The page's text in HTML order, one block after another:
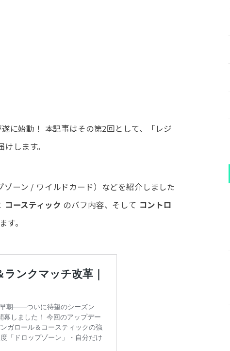
に始動！ 本記事はその第2回として、「レジ
します。
ーン / ワイルドカード）などを紹介しました
コースティック のバフ内容、そして コントロ
。